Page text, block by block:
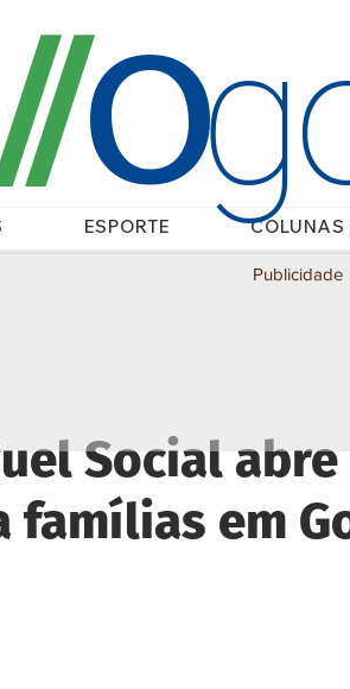
ESPORTE COLUNAS
/O
Social abre
famílias em
Publicidade